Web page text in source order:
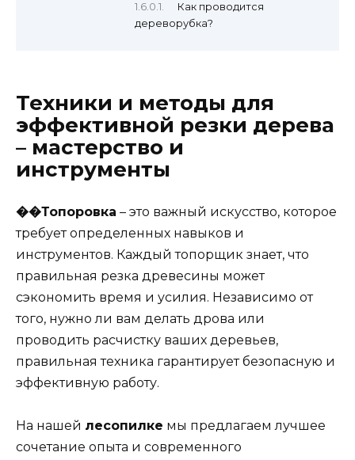
Как проводится
дереворубка?
Техники и методы для
эффективной резки дерева
– мастерство и
инструменты
��Топоровка – это важный искусство, которое
требует определенных навыков и
инструментов. Каждый топорщик знает, что
правильная резка древесины может
сэкономить время и усилия. Независимо от
того, нужно ли вам делать дрова или
проводить расчистку ваших деревьев,
правильная техника гарантирует безопасную и
эффективную работу.
На нашей лесопилке мы предлагаем лучшее
сочетание опыта и современного